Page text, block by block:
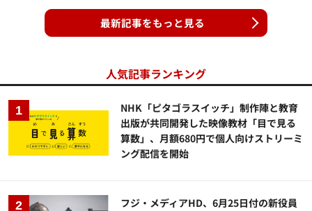
最新記事をもっと見る
人気記事ランキング
NHK「ピタゴラスイッチ」制作陣と教育
出版が共同開発した映像教材「目で見る
算数」、月額680円で個人向けストリーミ
ング配信を開始
フジ・メディアHD、6月25日付の新役員